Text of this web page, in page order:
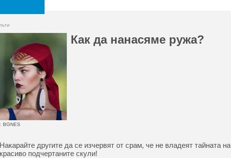
Как да нанасяме ружа?
BGNES
Накарайте другите да се изчервят от срам, че не владеят тайната на
красиво подчертаните скули!